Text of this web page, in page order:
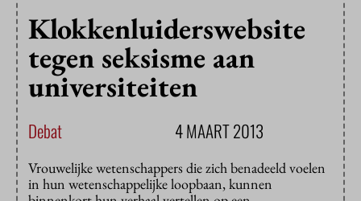
Klokkenluiderswebsite
tegen seksisme aan
universiteiten
Debat 4 MAART 2013
Vrouwelijke wetenschappers die zich benadeeld voelen
in hun wetenschappelijke loopbaan, kunnen